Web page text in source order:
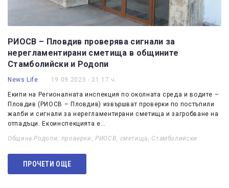
РИОСВ – Пловдив проверява сигнали за
нерегламентирани сметища в общините
Стамболийски и Родопи
News Life 19.09.2025 - 21:17 ч.
Екипи на Регионалната инспекция по околната среда и водите –
Пловдив (РИОСВ – Пловдив) извършват проверки по постъпили
жалби и сигнали за нерегламентирани сметища и загробване на
отпадъци. Екоинспекцията е…
Община Родопи, проверки ,РИОСВ, сметища, Стамболийски
ПРОЧЕТИ ОЩЕ